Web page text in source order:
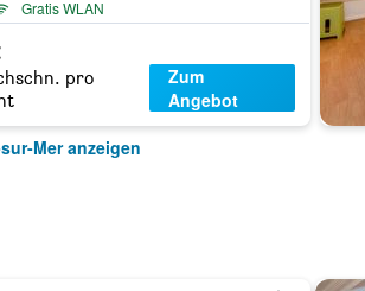
Gratis WLAN
pro
Zum
Angebot
Mer anzeigen